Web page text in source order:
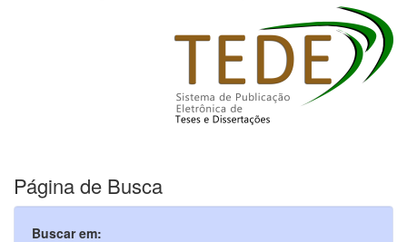
Página de Busca
Buscar em: